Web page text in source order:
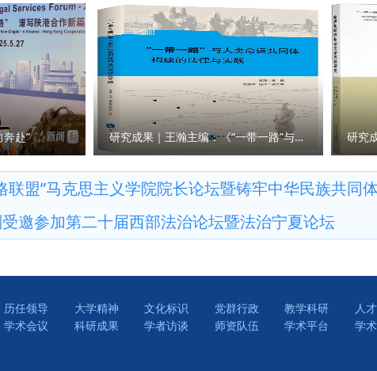
规划与学科建设处、教务处、科研处、国际交流与合作
院（知识产权学院）、国际法学院（国际仲裁学院）、国
安全法学院）、外国语学院、图书馆以及涉外刑事法治与
治研究中心、非洲研究院、北大法宝西安分公司等单位的
刑事法学院 撰稿：高晓伟 审核：孙学龙）
厚的学术积淀，坚定信心、鼓足干劲、激发活力、释放潜
，继往开来、扎实工作、锐意进取，不断谱写文化强省建
相关规定，请问陕西省哲学社会科学研究中心将如何贯
学社会科学研究中心由省教育厅、陕西师范大学共同建
科学力量，开展有组织的哲学社会科学研究。2025年，
按照上级主管部门要求，紧紧围绕地方经济社会发展，在
西迁精神开展工作；将聚焦陕西社会科学有生力量，组建
学术影响力，建设服务地方经济社会发展的高端新型智
定，本省加强哲学社会科学科研诚信工作，建立健全教
理体系。您如何看待这一规定？ 袁祖社：学术诚信是十
研究过程中，必须增强学术自律。学术诚信的问题目前不
确学术成果归属、使用权限、收益分配等标准，加强对学
，引导社科工作者增强维权意识。 问：《条例》出台将
面产生积极影响。 一是进一步完善我省哲学社会科学发
调能力和写作能力。通过“线上+线下”相结合的方式掀起
学习，持续提升业务素质能力，切实将学习成果和工作成
是素质能力的大练兵，更是思想的大练兵、作风的大练
、夯实了业务本领、增强了学习意识。下一步，我们将以
先创优的责任心，提高干事创业的加速度，力争在工作岗
赛强技，擂台比武砺精兵 自大赛启动以来，学校党委高度
部积极参与的良好局面。在9月29日—30日举行的情景模
人担任大赛评委，全程参加了比赛。 比赛现场，107名选
出解决思路和具体举措，充分展现了学校科级干部良好的
角逐，最终，李伟弟、刘洋荣获一等奖，崔梁凡等4位同志
10位同志荣获优秀奖。 9月30日，大赛颁奖仪式在长安校
业高质量发展贡献力量。 参赛选手潘龙说，“能在强手如
会到，‘能写、会说、善思、肯干’不仅是比赛要求，更是
赴” 研究成果｜王瀚主编：《“一带一路”与人类命运共同体构建的法律与实践》
克思主义学院院长论坛暨铸牢中华民族共同体意识与新时
邀参加第二十届西部法治论坛暨法治宁夏论坛
历任领导 大学精神 文化标识 党群行政 教学科研 人
学术会议 科研成果 学者访谈 师资队伍 学术平台 学